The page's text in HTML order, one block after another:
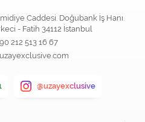
Caddesi. Doğubank İş Hanı.
- Fatih 34112 İstanbul
212 513 16 67
@uzayexclusive